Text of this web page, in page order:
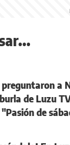
preguntaron a
de Luzu
"Pasión de